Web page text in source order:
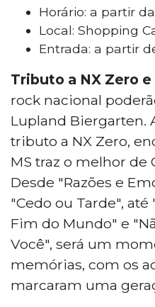
Horário: a partir
Local: Shopping
Entrada: a partir
Tributo a NX Zero e
rock nacional
Lupland Biergarten.
tributo a NX Zero,
MS traz o melhor de
Desde "Razões e
"Cedo ou Tarde",
Fim do Mundo" e
Você", será um
memórias, com os
marcaram uma